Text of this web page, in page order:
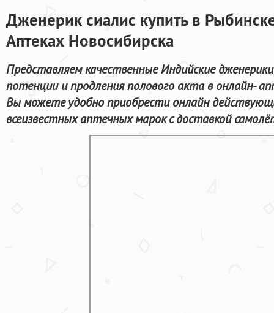
Дженерик сиалис купить в
Аптеках Новосибирска
Представляем качественные Индийские
потенции и продления полового акта в онлайн-
Вы можете удобно приобрести онлайн
всеизвестных аптечных марок с доставкой